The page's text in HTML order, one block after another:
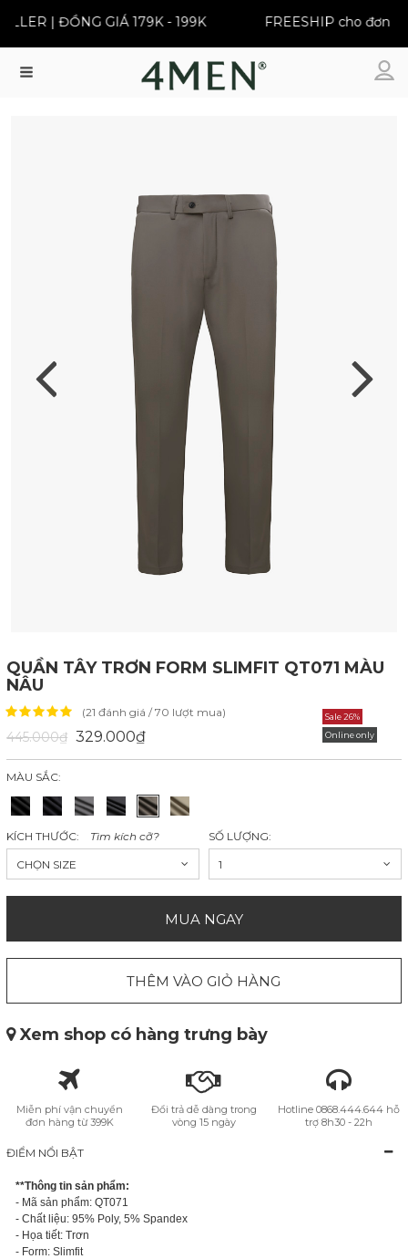
| ĐỒNG GIÁ 179K - 199K FREESHIP cho đơn từ
QUẦN TÂY TRƠN FORM SLIMFIT QT071 MÀU
NÂU
Sale 26%
Online only
(21 đánh giá / 70 lượt mua)
445.000₫ 329.000₫
MÀU SẮC:
KÍCH THƯỚC: Tìm kích cỡ?
CHỌN SIZE
SỐ LƯỢNG:
1
MUA NGAY
THÊM VÀO GIỎ HÀNG
Xem shop có hàng trưng bày
Miễn phí vận chuyển
đơn hàng từ 399K
Đổi trả dễ dàng trong
vòng 15 ngày
Hotline 0868.444.644 hỗ
trợ 8h30 - 22h
ĐIỂM NỔI BẬT
**Thông tin sản phẩm:
- Mã sản phẩm: QT071
- Chất liệu: 95% Poly, 5% Spandex
- Họa tiết: Trơn
- Form: Slimfit